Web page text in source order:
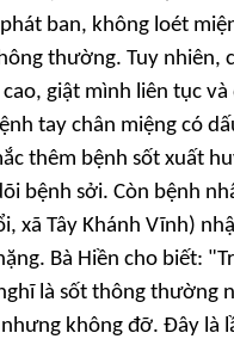
ban, không loét
thường. Tuy nhiên,
giật mình liên tục
tay chân miệng có
thêm bệnh sốt xuất
bệnh sởi. Còn bệnh
xã Tây Khánh Vĩnh)
Bà Hiền cho biết:
là sốt thông thường
không đỡ. Đây là